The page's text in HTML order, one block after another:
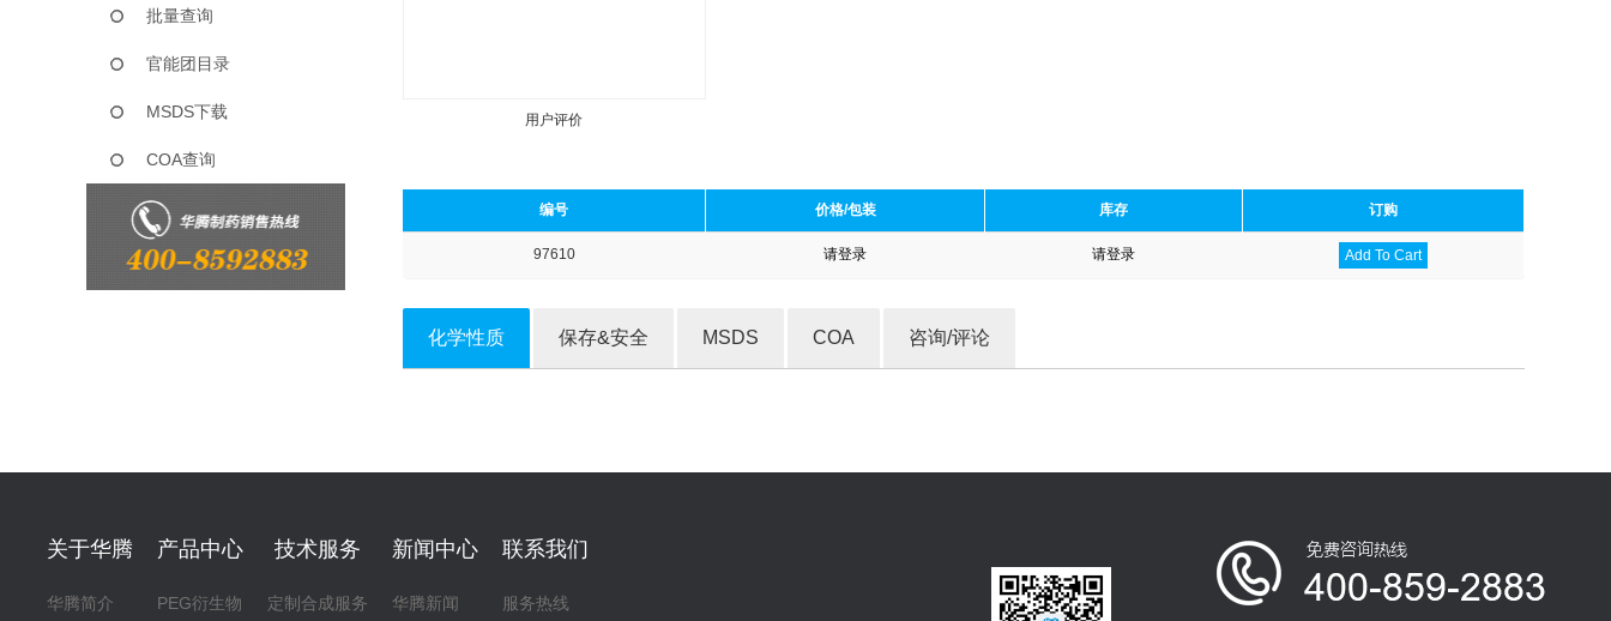
批量查询
官能团目录
MSDS下载
COA查询
用户评价
编号 价格/包装 库存 订购
97610 请登录 请登录 Add To Cart
化学性质 保存&安全 MSDS COA 咨询/评论
关于华腾
华腾简介
产品中心
PEG衍生物
技术服务
定制合成服务
新闻中心
华腾新闻
联系我们
服务热线